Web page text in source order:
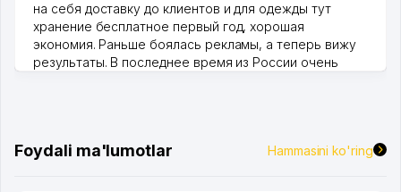
на себя доставку до клиентов и для одежды тут
хранение бесплатное первый год, хорошая
экономия. Раньше боялась рекламы, а теперь вижу
результаты. В последнее время из России очень
Foydali ma'lumotlar Hammasini ko'ring